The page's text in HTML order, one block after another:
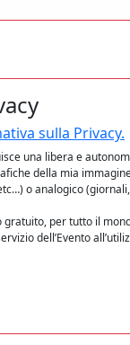
sulla Privacy.
una libera e
della mia
o analogico
gratuito, per tutto il
dell’Evento